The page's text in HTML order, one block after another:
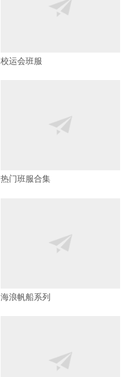
校运会班服
热门班服合集
海浪帆船系列